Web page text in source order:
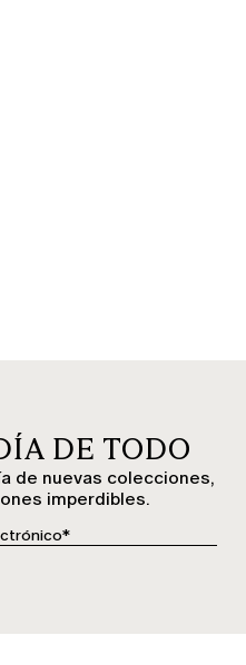
DE TODO
de nuevas colecciones,
imperdibles.